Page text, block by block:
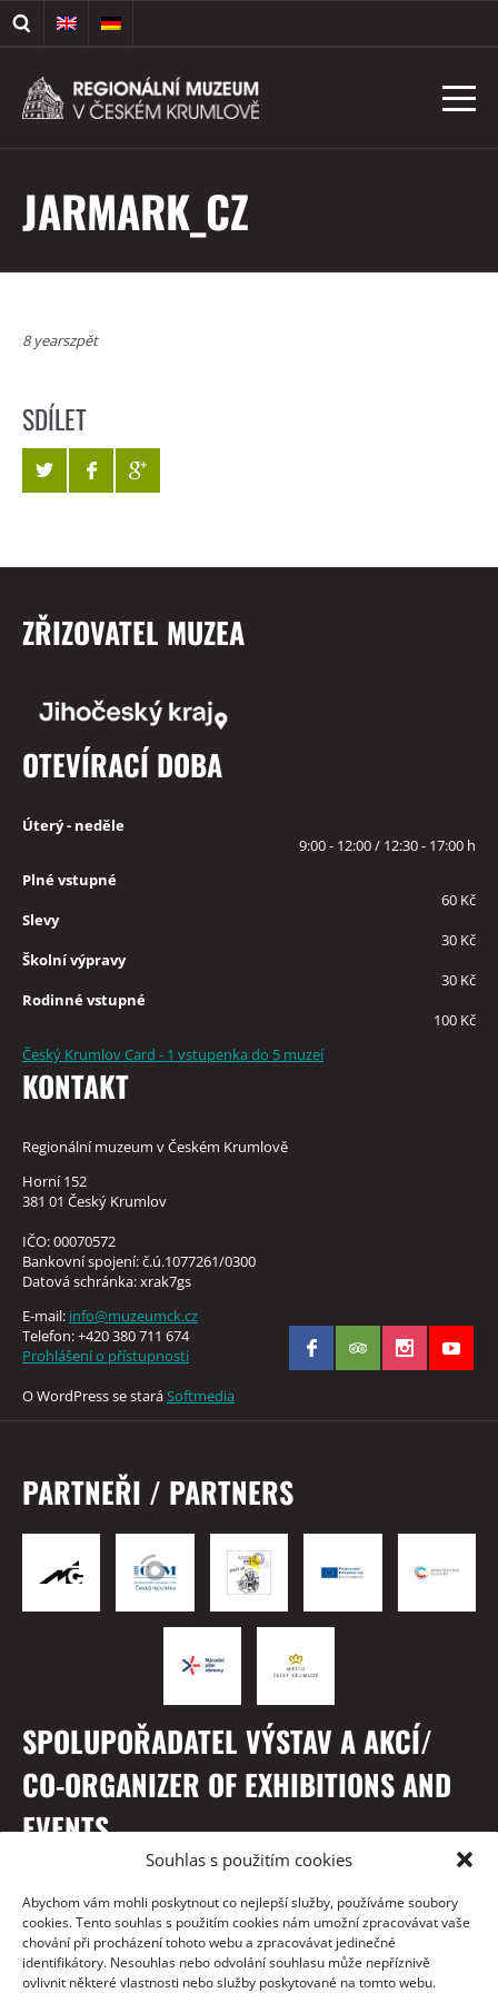
Souhlas s použitím cookies
Abychom vám mohli poskytnout co nejlepší služby, používáme soubory
cookies. Tento souhlas s použitím cookies nám umožní zpracovávat vaše
chování při procházení tohoto webu a zpracovávat jedinečné
identifikátory. Nesouhlas nebo odvolání souhlasu může nepříznivě
ovlivnit některé vlastnosti nebo služby poskytované na tomto webu.
JARMARK_CZ
8 yearszpět
SDÍLET
ZŘIZOVATEL MUZEA
OTEVÍRACÍ DOBA
Úterý - neděle
9:00 - 12:00 / 12:30 - 17:00 h
Plné vstupné
60 Kč
Slevy
30 Kč
Školní výpravy
30 Kč
Rodinné vstupné
100 Kč
Český Krumlov Card - 1 vstupenka do 5 muzeí
KONTAKT
Regionální muzeum v Českém Krumlově
Horní 152
381 01 Český Krumlov
IČO: 00070572
Bankovní spojení: č.ú.1077261/0300
Datová schránka: xrak7gs
E-mail: info@muzeumck.cz
Telefon: +420 380 711 674
Prohlášení o přístupnosti
O WordPress se staráSoftmedia
PARTNEŘI / PARTNERS
SPOLUPOŘADATEL VÝSTAV A AKCÍ/
CO-ORGANIZER OF EXHIBITIONS AND
EVENTS